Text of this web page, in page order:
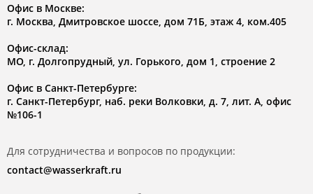
Офис в Москве:
г. Москва, Дмитровское шоссе, дом 71Б, этаж 4, ком.405
Офис-склад:
МО, г. Долгопрудный, ул. Горького, дом 1, строение 2
Офис в Санкт-Петербурге:
г. Санкт-Петербург, наб. реки Волковки, д. 7, лит. А, офис
№106-1
Для сотрудничества и вопросов по продукции:
contact@wasserkraft.ru